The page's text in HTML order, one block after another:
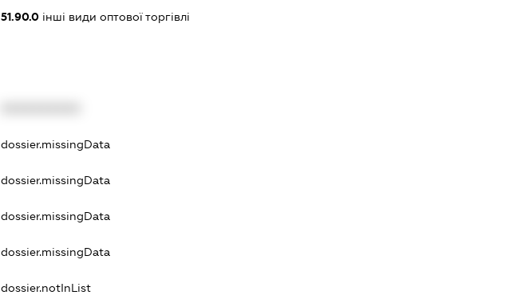
51.90.0 інші види оптової торгівлі
dossier.missingData
dossier.missingData
dossier.missingData
dossier.missingData
dossier.notInList